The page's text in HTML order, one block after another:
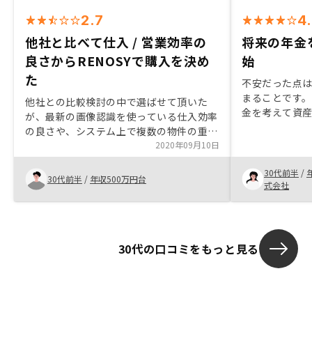
2.7
他社と比べて仕入 / 営業効率の
良さからRENOSYで購入を決め
た
他社との比較検討の中で選ばせて頂いた
が、最新の画像認識を使っている仕入効率
の良さや、システム上で複数の物件の重説
やリスクシミュレーションの提案ができる
営業効率の良さが決め手だった。エージェ
ントのレスポンスも早く、チームで対応頂
けている感も他社とは違って良かった点で
す。ReTech企業として若いメンバーによ
非実現してほしい。また、銀行側の高評価
2020年09月10日
30代前半 / 年収500万円台
将来の年金
始
不安だった点
まることです
金を考えて資
30代前半 /
式会社
30代の口コミをもっと見る